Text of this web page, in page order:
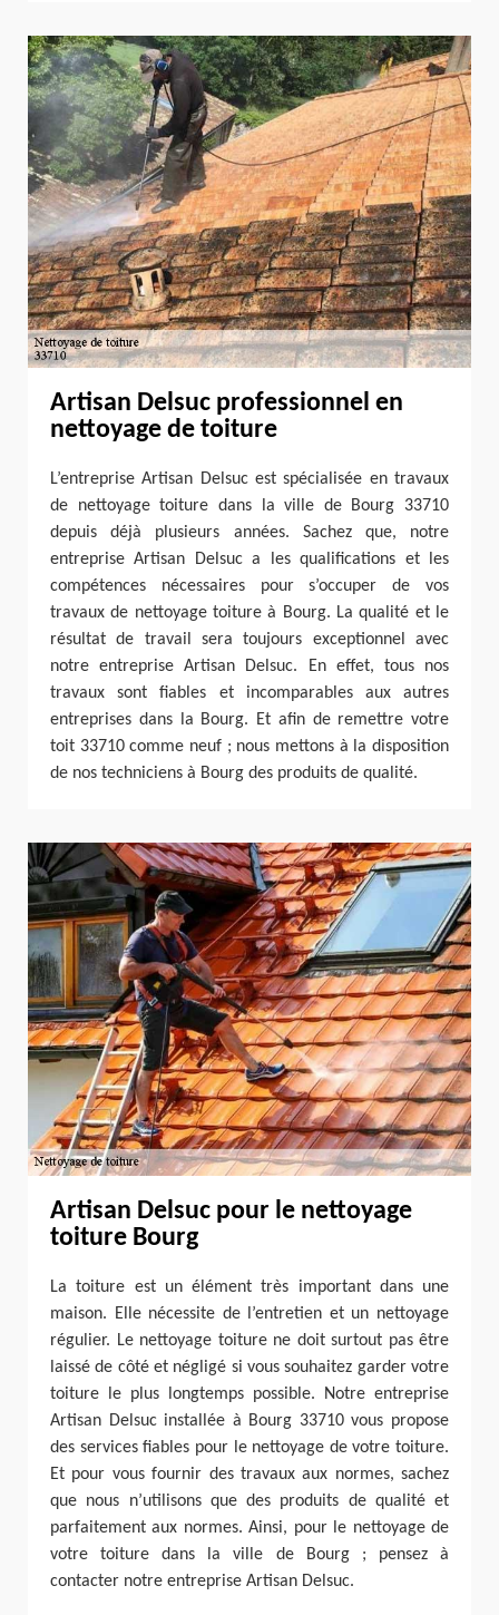
Artisan Delsuc professionnel en
nettoyage de toiture
L’entreprise Artisan Delsuc est spécialisée en travaux
de nettoyage toiture dans la ville de Bourg 33710
depuis déjà plusieurs années. Sachez que, notre
entreprise Artisan Delsuc a les qualifications et les
compétences nécessaires pour s’occuper de vos
travaux de nettoyage toiture à Bourg. La qualité et le
résultat de travail sera toujours exceptionnel avec
notre entreprise Artisan Delsuc. En effet, tous nos
travaux sont fiables et incomparables aux autres
entreprises dans la Bourg. Et afin de remettre votre
toit 33710 comme neuf ; nous mettons à la disposition
de nos techniciens à Bourg des produits de qualité.
Artisan Delsuc pour le nettoyage
toiture Bourg
La toiture est un élément très important dans une
maison. Elle nécessite de l’entretien et un nettoyage
régulier. Le nettoyage toiture ne doit surtout pas être
laissé de côté et négligé si vous souhaitez garder votre
toiture le plus longtemps possible. Notre entreprise
Artisan Delsuc installée à Bourg 33710 vous propose
des services fiables pour le nettoyage de votre toiture.
Et pour vous fournir des travaux aux normes, sachez
que nous n’utilisons que des produits de qualité et
parfaitement aux normes. Ainsi, pour le nettoyage de
votre toiture dans la ville de Bourg ; pensez à
contacter notre entreprise Artisan Delsuc.